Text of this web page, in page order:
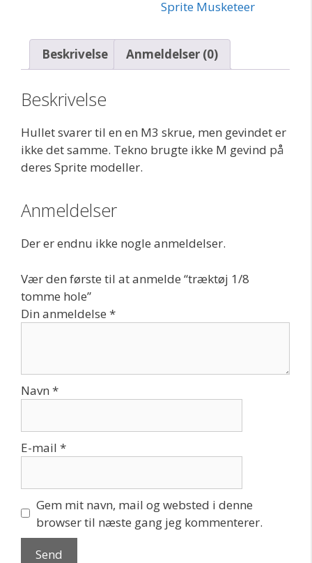
Sprite Musketeer
Beskrivelse Anmeldelser (0)
Beskrivelse
Hullet svarer til en en M3 skrue, men gevindet er
ikke det samme. Tekno brugte ikke M gevind på
deres Sprite modeller.
Anmeldelser
Der er endnu ikke nogle anmeldelser.
Vær den første til at anmelde “træktøj 1/8
tomme hole”
Din anmeldelse *
Navn *
E-mail *
Gem mit navn, mail og websted i denne
browser til næste gang jeg kommenterer.